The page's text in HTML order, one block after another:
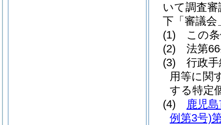
いて調査
下「審議
(1)
この
(2)
法第
(3)
行政
用等に関
する特定
(4)
鹿児
例第3号)